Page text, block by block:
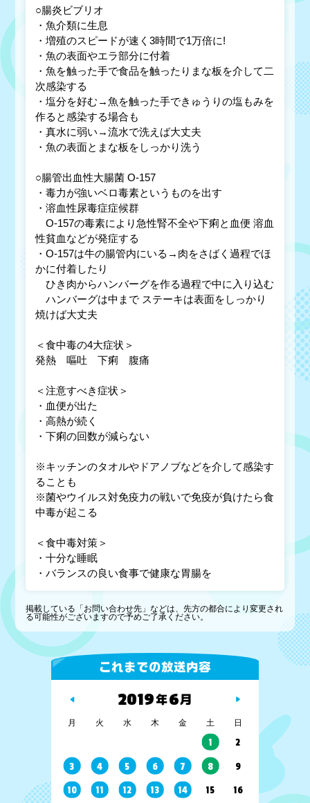
○腸炎ビブリオ
・魚介類に生息
・増殖のスピードが速く3時間で1万倍に!
・魚の表面やエラ部分に付着
・魚を触った手で食品を触ったりまな板を介して二
次感染する
・塩分を好む→魚を触った手できゅうりの塩もみを
作ると感染する場合も
・真水に弱い→流水で洗えば大丈夫
・魚の表面とまな板をしっかり洗う
○腸管出血性大腸菌 O-157
・毒力が強いベロ毒素というものを出す
・溶血性尿毒症症候群
O-157の毒素により急性腎不全や下痢と血便 溶血
性貧血などが発症する
・O-157は牛の腸管内にいる→肉をさばく過程でほ
かに付着したり
ひき肉からハンバーグを作る過程で中に入り込む
ハンバーグは中まで ステーキは表面をしっかり
焼けば大丈夫
＜食中毒の4大症状＞
発熱 嘔吐 下痢 腹痛
＜注意すべき症状＞
・血便が出た
・高熱が続く
・下痢の回数が減らない
※キッチンのタオルやドアノブなどを介して感染す
ることも
※菌やウイルス対免疫力の戦いで免疫が負けたら食
中毒が起こる
＜食中毒対策＞
・十分な睡眠
・バランスの良い食事で健康な胃腸を
掲載している「お問い合わせ先」などは、先方の都合により変更され
る可能性がございますので予めご了承ください。
これまでの放送内容
2019 年6月
月 火 水 木 金 土 日
1 2
3 4 5 6 7 8 9
10 11 12 13 14 15 16